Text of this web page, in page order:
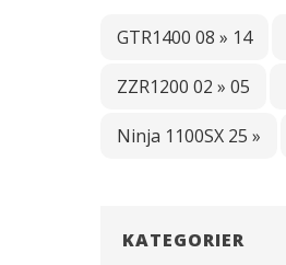
GTR1400 08 » 14
ZZR1200 02 » 05
Ninja 1100SX 25 »
KATEGORIER